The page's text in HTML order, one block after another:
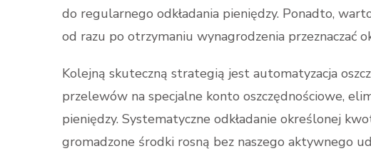
do regularnego odkładania pieniędzy. Ponadto,
od razu po otrzymaniu wynagrodzenia przeznaczać
Kolejną skuteczną strategią jest automatyzacja
przelewów na specjalne konto oszczędnościowe,
pieniędzy. Systematyczne odkładanie określonej
gromadzone środki rosną bez naszego aktywnego